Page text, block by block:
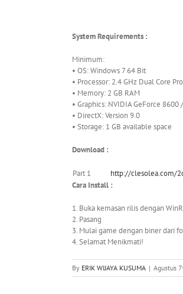
System Requirements :
Minimum:
• OS: Windows 7 64 Bit
• Processor: 2.4 GHz Dual Core
• Memory: 2 GB RAM
• Graphics: NVIDIA GeForce
• DirectX: Version 9.0
• Storage: 1 GB available space
Download :
Part 1
http://clesolea.com/
Cara Install :
1. Buka kemasan rilis dengan
2. Pasang
3. Mulai game dengan biner dari
4. Selamat Menikmati!
By ERIK WIJAYA KUSUMA | Agustus